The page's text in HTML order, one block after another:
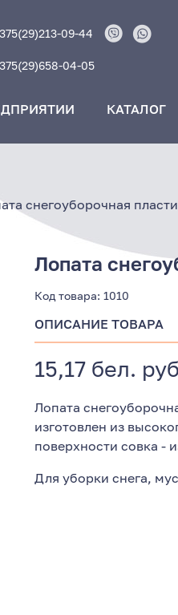
09-44
04-05
КАТАЛОГ
снегоуборочная
Лопата
Код товара: 1010
ОПИСАНИЕ ТОВАРА
15,17 бел.
Лопата
изготовлен из
поверхности совка -
Для уборки снега,